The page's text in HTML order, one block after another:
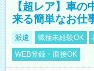
【超レア】車
来る簡単なお仕
派遣 職種未経験OK
WEB登録・面接OK